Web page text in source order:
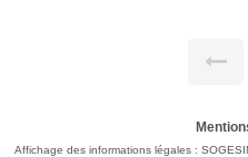
Affichage des informations légales :